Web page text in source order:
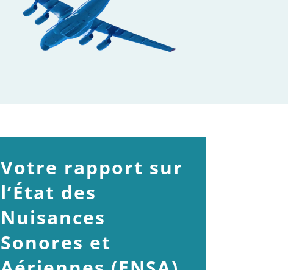
Votre rapport sur
l’État des
Nuisances
Sonores et